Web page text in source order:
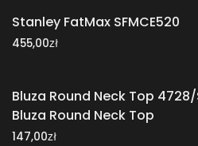
Stanley FatMax SFMCE520
455,00zł
Bluza Round Neck Top
Bluza Round Neck Top
147,00zł